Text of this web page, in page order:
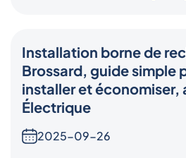
Installation borne de
Brossard, guide simple
installer et économiser,
Électrique
2025-09-26